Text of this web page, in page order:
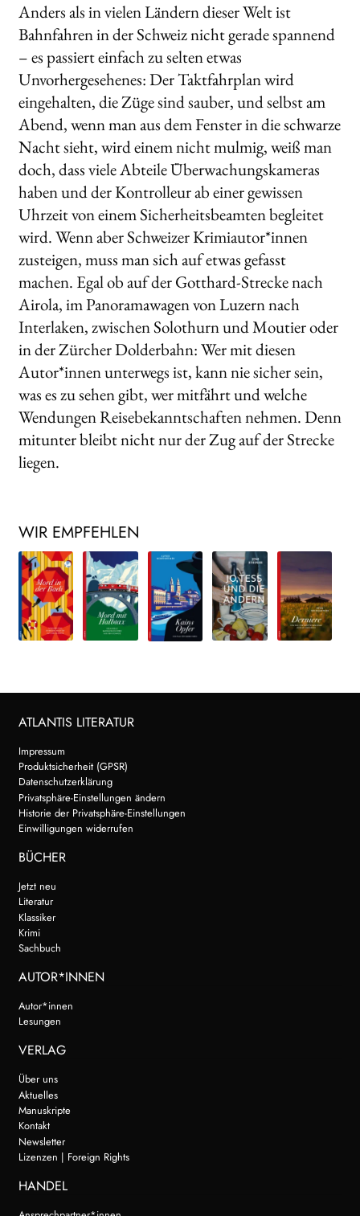
Anders als in vielen Ländern dieser Welt ist
Bahnfahren in der Schweiz nicht gerade spannend
– es passiert einfach zu selten etwas
Unvorhergesehenes: Der Taktfahrplan wird
eingehalten, die Züge sind sauber, und selbst am
Abend, wenn man aus dem Fenster in die schwarze
Nacht sieht, wird einem nicht mulmig, weiß man
doch, dass viele Abteile Überwachungskameras
haben und der Kontrolleur ab einer gewissen
Uhrzeit von einem Sicherheitsbeamten begleitet
wird. Wenn aber Schweizer Krimiautor*innen
zusteigen, muss man sich auf etwas gefasst
machen. Egal ob auf der Gotthard-Strecke nach
Airola, im Panoramawagen von Luzern nach
Interlaken, zwischen Solothurn und Moutier oder
in der Zürcher Dolderbahn: Wer mit diesen
Autor*innen unterwegs ist, kann nie sicher sein,
was es zu sehen gibt, wer mitfährt und welche
Wendungen Reisebekanntschaften nehmen. Denn
mitunter bleibt nicht nur der Zug auf der Strecke
liegen.
WIR EMPFEHLEN
ATLANTIS LITERATUR
Impressum
Produktsicherheit (GPSR)
Datenschutzerklärung
Privatsphäre-Einstellungen ändern
Historie der Privatsphäre-Einstellungen
Einwilligungen widerrufen
BÜCHER
Jetzt neu
Literatur
Klassiker
Krimi
Sachbuch
AUTOR*INNEN
Autor*innen
Lesungen
VERLAG
Über uns
Aktuelles
Manuskripte
Kontakt
Newsletter
Lizenzen | Foreign Rights
HANDEL